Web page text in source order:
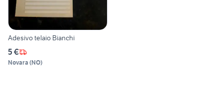
Adesivo telaio Bianchi
5 €
Novara (NO)